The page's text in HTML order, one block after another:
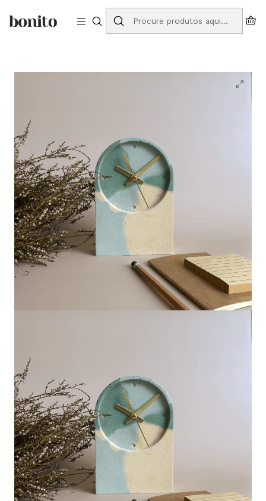
Relógios Relógio de Mesa Maré